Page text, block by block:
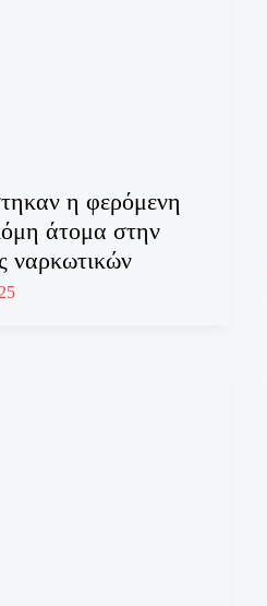
η φερόμενη
άτομα στην
ναρκωτικών